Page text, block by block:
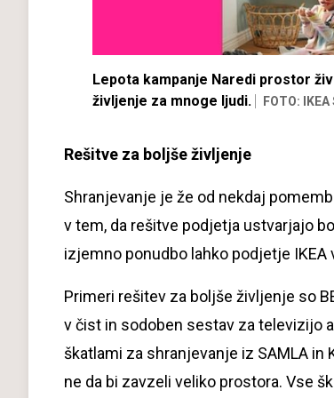
Lepota kampanje Naredi prostor
življenje za mnoge ljudi.
FOTO:
Rešitve za boljše življenje
Shranjevanje je že od nekdaj
v tem, da rešitve podjetja ustvarjajo
izjemno ponudbo lahko podjetje
Primeri rešitev za boljše življenje so
v čist in sodoben sestav za televizijo
škatlami za shranjevanje iz SAMLA in
ne da bi zavzeli veliko prostora. Vse